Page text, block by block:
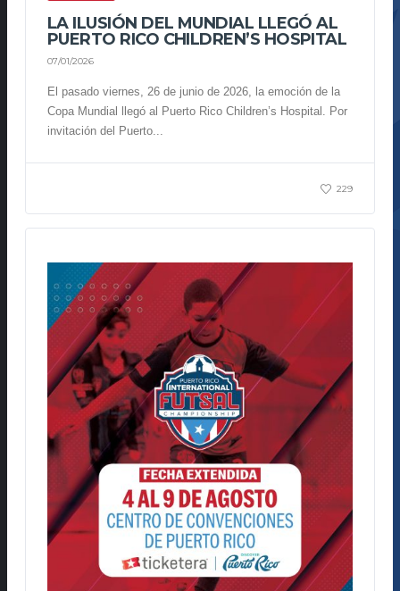
LA ILUSIÓN DEL MUNDIAL LLEGÓ AL
PUERTO RICO CHILDREN’S HOSPITAL
07/01/2026
El pasado viernes, 26 de junio de 2026, la emoción de la
Copa Mundial llegó al Puerto Rico Children’s Hospital. Por
invitación del Puerto...
229